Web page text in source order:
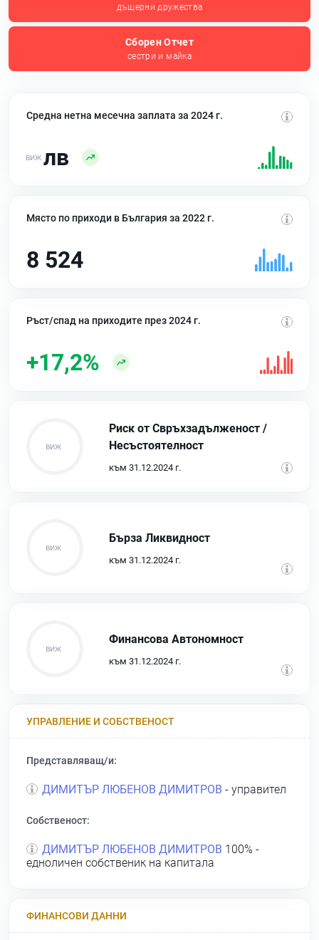
дъщерни дружества
Сборен Отчет
сестри и майка
Средна нетна месечна заплата за 2024 г.
лв
Място по приходи в България за 2022 г.
8 524
Ръст/спад на приходите през 2024 г.
+17,2%
Риск от Свръхзадълженост /
Несъстоятелност
към 31.12.2024 г.
Бърза Ликвидност
към 31.12.2024 г.
Финансова Автономност
към 31.12.2024 г.
УПРАВЛЕНИЕ И СОБСТВЕНОСТ
Представляващ/и:
ДИМИТЪР ЛЮБЕНОВ ДИМИТРОВ - управител
Собственост:
ДИМИТЪР ЛЮБЕНОВ ДИМИТРОВ 100% -
едноличен собственик на капитала
ФИНАНСОВИ ДАННИ